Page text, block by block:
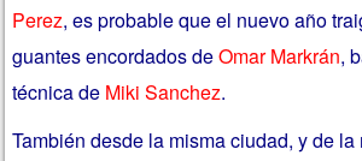
Perez, es probable que el nuevo año
guantes encordados deOmar Markrán,
técnica de Miki Sanchez.
También desde la misma ciudad, y de la